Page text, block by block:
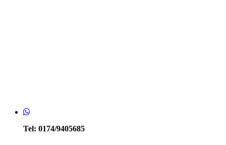
Tel: 0174/9405685